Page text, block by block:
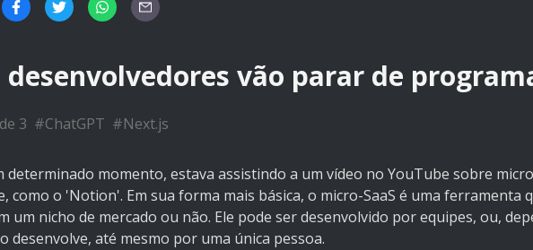
desenvolvedores vão parar de
3 #ChatGPT #Next.js
determinado momento, estava assistindo a um vídeo no YouTube sobre
como o 'Notion'. Em sua forma mais básica, o micro-SaaS é uma ferramenta
um nicho de mercado ou não. Ele pode ser desenvolvido por equipes, ou,
desenvolve, até mesmo por uma única pessoa.